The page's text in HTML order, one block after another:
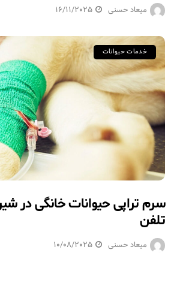
میعاد حسنی 16/11/2025
خدمات حیوانات
سرم تراپی حیوانات خانگی در
تلفن
میعاد حسنی 10/08/2025